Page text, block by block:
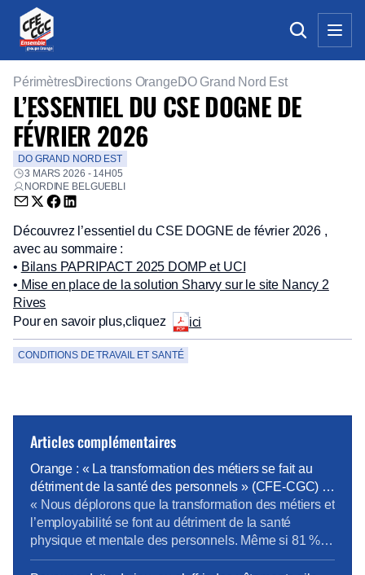
PérimètresDirections Orange DO Grand Nord Est
L’ESSENTIEL DU CSE DOGNE DE
FÉVRIER 2026
DO GRAND NORD EST
3 MARS 2026 - 14H05
NORDINE BELGUEBLI
Envoyer par email (nouvelle fenêtre)
Partager sur Twitter (nouvelle fenêtre)
Partager sur Facebook (nouvelle fenêtre)
Partager sur LinkedIn (nouvelle fenêtre)
Découvrez l’essentiel du CSE DOGNE de février 2026 ,
avec au sommaire :
• Bilans PAPRIPACT 2025 DOMP et UCI
• Mise en place de la solution Sharvy sur le site Nancy 2
Rives
Pour en savoir plus,cliquez
ici
CONDITIONS DE TRAVAIL ET SANTÉ
Articles complémentaires
Orange : « La transformation des métiers se fait au
détriment de la santé des personnels » (CFE-CGC) –
News tank RH Management
« Nous déplorons que la transformation des métiers et
l’employabilité se font au détriment de la santé
physique et mentale des personnels. Même si 81 %
des formations portent sur les compétences métier,